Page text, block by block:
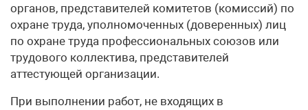
органов, представителей комитетов (комиссий) по
охране труда, уполномоченных (доверенных) лиц
по охране труда профессиональных союзов или
трудового коллектива, представителей
аттестующей организации.
При выполнении работ, не входящих в